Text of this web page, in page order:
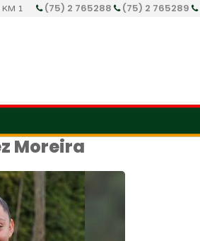
KM 1 (75) 2 765288 (75) 2 765289
Moreira